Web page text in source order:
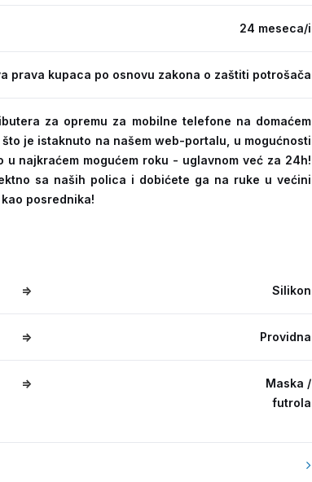
24 meseca/i
prava kupaca po osnovu zakona o zaštiti potrošača
za opremu za mobilne telefone na domaćem
je istaknuto na našem web-portalu, u mogućnosti
u najkraćem mogućem roku - uglavnom već za 24h!
sa naših polica i dobićete ga na ruke u većini
posrednika!
=> Silikon
=> Providna
=>
Maska /
futrola